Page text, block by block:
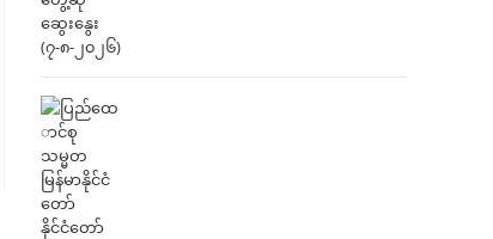
next page